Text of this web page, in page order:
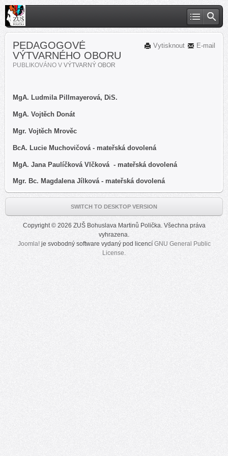
E-mail
Vytisknout
PEDAGOGOVÉ
VÝTVARNÉHO OBORU
PUBLIKOVÁNO V VÝTVARNÝ OBOR
MgA. Ludmila Pillmayerová, DiS.
MgA. Vojtěch Donát
Mgr. Vojtěch Mrověc
BcA. Lucie Muchovičová- mateřská dovolená
MgA. Jana Paulíčková Vlčková - mateřská dovolená
Mgr. Bc. Magdalena Jílková - mateřská dovolená
SWITCH TO DESKTOP VERSION
Copyright © 2026 ZUŠ Bohuslava Martinů Polička. Všechna práva
vyhrazena.
Joomla!je svobodný software vydaný pod licencí GNU General Public
License.